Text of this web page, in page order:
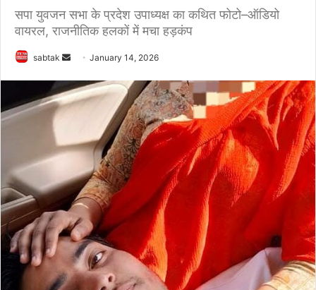
सपा युवजन सभा के प्रदेश उपाध्यक्ष का कथित फोटो–ऑडियो
वायरल, राजनीतिक हलकों में मचा हड़कंप
sabtak
Send
email
January 14, 2026